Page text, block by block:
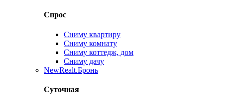
Спрос
Сниму квартиру
Сниму комнату
Сниму коттедж, дом
Сниму дачу
NewRealt.Бронь
Суточная